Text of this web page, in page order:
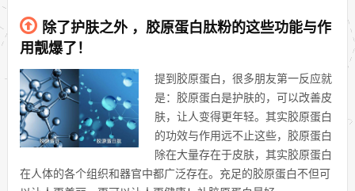
除了护肤之外 ，胶原蛋白肽粉的这些功能与作
用靓爆了！
提到胶原蛋白，很多朋友第一反应就
是：胶原蛋白是护肤的，可以改善皮
肤，让人变得更年轻。其实胶原蛋白
的功效与作用远不止这些，胶原蛋白
除在大量存在于皮肤，其实胶原蛋白
在人体的各个组织和器官中都广泛存在。充足的胶原蛋白不但可